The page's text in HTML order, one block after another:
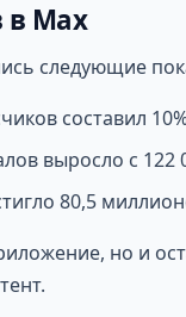
в Max
следующие
составил
выросло с 122
80,5
но и